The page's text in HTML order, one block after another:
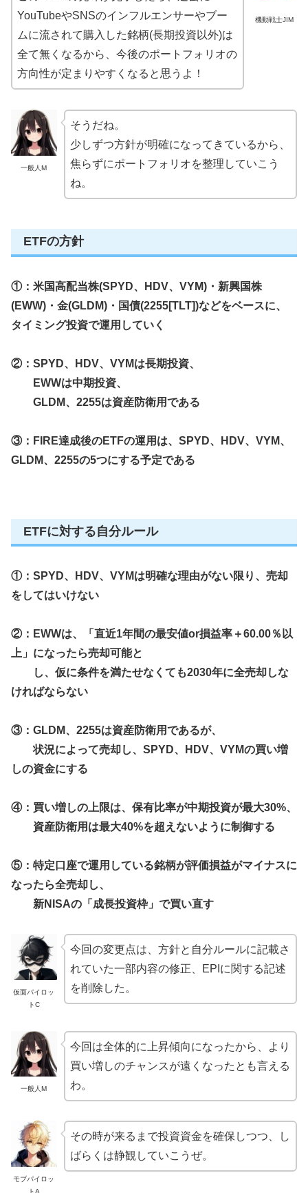
機動戦士JIM
YouTubeやSNSのインフルエンサーやブー
ムに流されて購入した銘柄(長期投資以外)は
全て無くなるから、今後のポートフォリオの
方向性が定まりやすくなると思うよ！
一般人M
そうだね。
少しずつ方針が明確になってきているから、
焦らずにポートフォリオを整理していこう
ね。
ETFの方針
①：米国高配当株(SPYD、HDV、VYM)・新興国株
(EWW)・金(GLDM)・国債(2255[TLT])などをベースに、
タイミング投資で運用していく
②： SPYD、HDV、VYMは長期投資、
EWWは中期投資、
GLDM、 2255は資産防衛用である
③：FIRE達成後のETFの運用は、 SPYD、HDV、VYM、
GLDM、2255の5つにする予定である
ETFに対する自分ルール
①：SPYD、HDV、VYMは明確な理由がない限り、売却
をしてはいけない
②：EWWは、「直近1年間の最安値or損益率＋60.00％以
上」になったら売却可能と
し、仮に条件を満たせなくても2030年に全売却しな
ければならない
③： GLDM、 2255は資産防衛用であるが、
状況によって売却し、SPYD、HDV、VYMの買い増
しの資金にする
④： 買い増しの上限は、 保有比率が中期投資が最大30%、
資産防衛用は最大40%を超えないように制御する
⑤：特定口座で運用している銘柄が評価損益がマイナスに
なったら全売却し、
新NISAの「成長投資枠」で買い直す
仮面パイロッ
トC
今回の変更点は、方針と自分ルールに記載さ
れていた一部内容の修正、EPIに関する記述
を削除した。
一般人M
今回は全体的に上昇傾向になったから、より
買い増しのチャンスが遠くなったとも言える
わ。
モブパイロッ
トA
その時が来るまで投資資金を確保しつつ、し
ばらくは静観していこうぜ。